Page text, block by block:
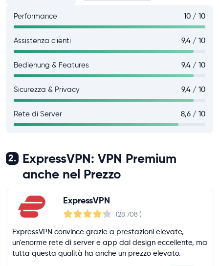
Performance 10 / 10
Assistenza clienti 9,4 / 10
Bedienung & Features 9,4 / 10
Sicurezza & Privacy 9,4 / 10
Rete di Server 8,6 / 10
2.
ExpressVPN: VPN Premium
anche nel Prezzo
ExpressVPN
(28.708 )
ExpressVPN convince grazie a prestazioni elevate,
un'enorme rete di server e app dal design eccellente, ma
tutta questa qualità ha anche un prezzo elevato.